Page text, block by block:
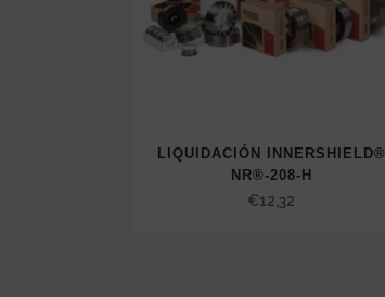
LIQUIDACIÓN INNERSHIELD®
NR®-208-H
€12,32